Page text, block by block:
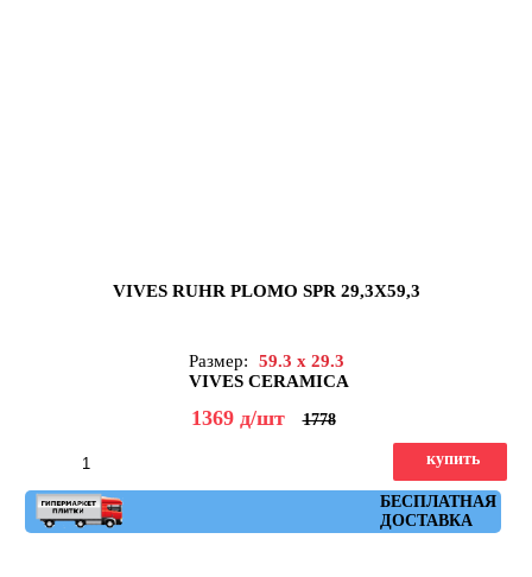
VIVES RUHR PLOMO SPR 29,3X59,3
Размер:
59.3 x 29.3
VIVES CERAMICA
1369 д/шт 1778
БЕСПЛАТНАЯ
ДОСТАВКА
купить